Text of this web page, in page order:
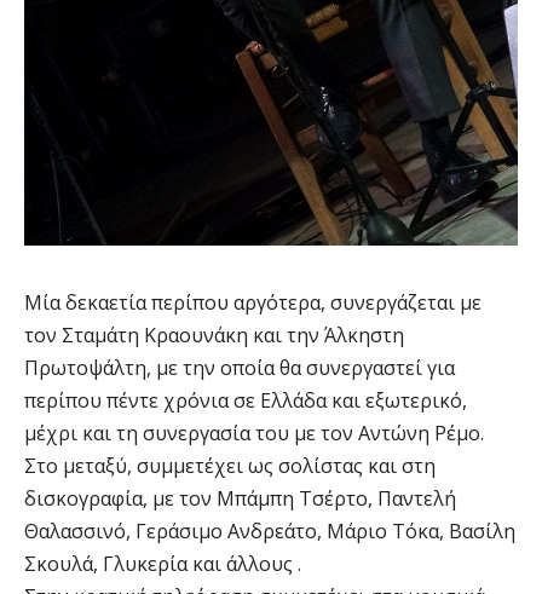
Μία δεκαετία περίπου αργότερα, συνεργάζεται με
τον Σταμάτη Κραουνάκη και την Άλκηστη
Πρωτοψάλτη, με την οποία θα συνεργαστεί για
περίπου πέντε χρόνια σε Ελλάδα και εξωτερικό,
μέχρι και τη συνεργασία του με τον Αντώνη Ρέμο.
Στο μεταξύ, συμμετέχει ως σολίστας και στη
δισκογραφία, με τον Μπάμπη Τσέρτο, Παντελή
Θαλασσινό, Γεράσιμο Ανδρεάτο, Μάριο Τόκα, Βασίλη
Σκουλά, Γλυκερία και άλλους .